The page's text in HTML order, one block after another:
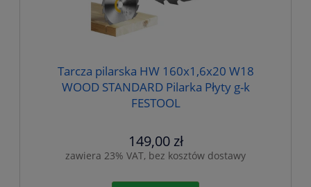
Tarcza pilarska HW 160x1,6x20 W18
WOOD STANDARD Pilarka Płyty g-k
FESTOOL
149,00 zł
zawiera 23% VAT, bez kosztów dostawy